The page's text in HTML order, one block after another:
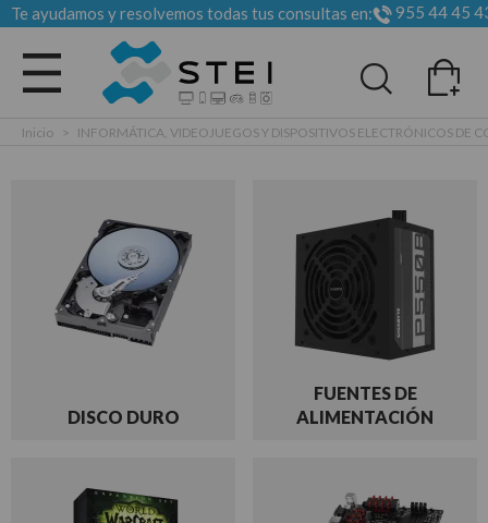
Te ayudamos y resolvemos todas tus consultas en: 955 44 45
Todas las categorias
Inicio > INFORMÁTICA, VIDEOJUEGOS Y DISPOSITIVOS ELECTRÓNICOS DE
DISCO DURO
FUENTES DE
ALIMENTACIÓN